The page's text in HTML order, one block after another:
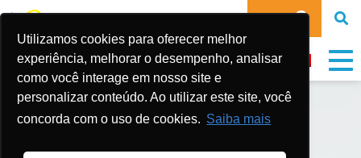
Utilizamos cookies para oferecer melhor
experiência, melhorar o desempenho, analisar
como você interage em nosso site e
personalizar conteúdo. Ao utilizar este site, você
concorda com o uso de cookies. Saiba mais
DOE
Acesso à cultura: um